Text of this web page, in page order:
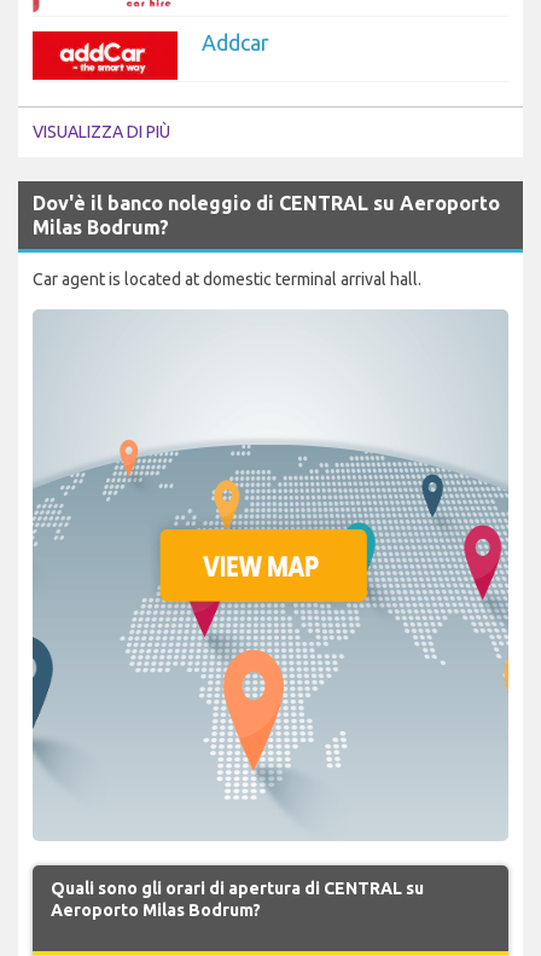
Addcar
VISUALIZZA DI PIÙ
Dov'è il banco noleggio di CENTRAL su Aeroporto
Milas Bodrum?
Car agent is located at domestic terminal arrival hall.
Quali sono gli orari di apertura di CENTRAL su
Aeroporto Milas Bodrum?